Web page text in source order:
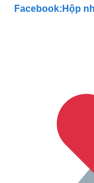
Facebook:Hộp